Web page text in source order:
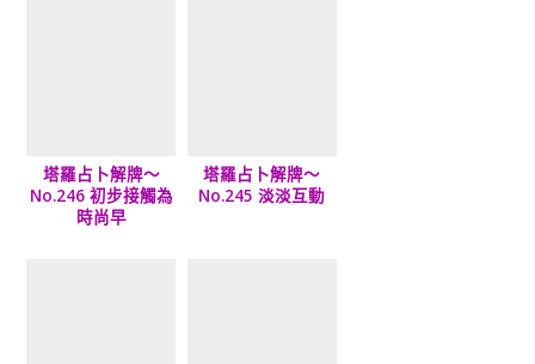
塔羅占卜解牌～
No.246 初步接觸為
時尚早
塔羅占卜解牌～
No.245 淡淡互動